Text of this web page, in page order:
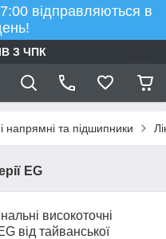
відправляються в
З ЧПК
напрямні та підшипники
EG
високоточні
від тайванської